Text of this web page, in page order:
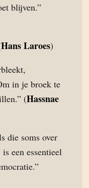
blijven.”
Hans Laroes)
in je broek te
(Hassnae
die soms over
een essentieel